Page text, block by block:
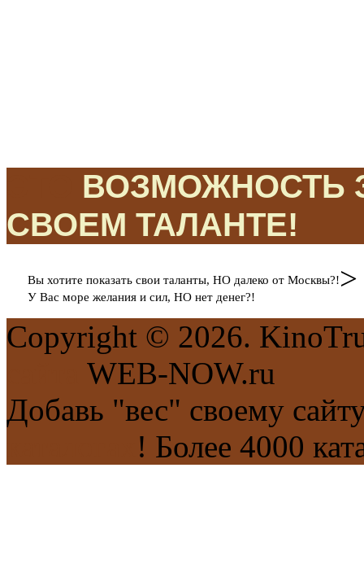
ВОЗМОЖНОСТЬ
СВОЕМ ТАЛАНТЕ!
Вы хотите показать свои таланты, НО далеко от Москвы?!
У Вас море желания и сил, НО нет денег?!
>
Copyright © 2026.
WEB-NOW.ru
Добавь "вес" своему
! Более 4000